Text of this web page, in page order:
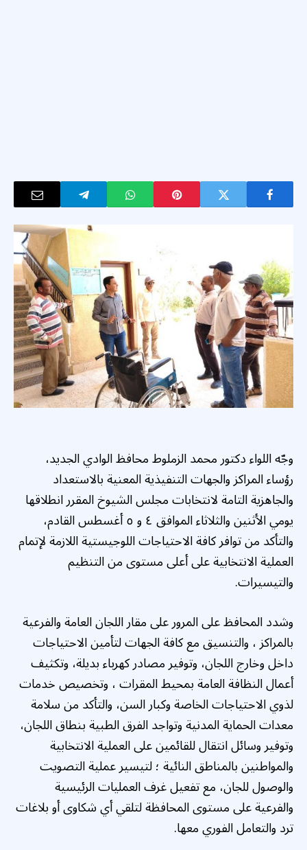
وجّه اللواء دكتور محمد الزملوط محافظ الوادي الجديد،
رؤساء المراكز والجهات التنفيذية المعنية بالاستعداد
والجاهزية التامة لانتخابات مجلس الشيوخ المقرر انطلاقها
يومي الأثنين والثلاثاء الموافق ٤ و ٥ أغسطس القادم،
والتأكد من توافر كافة الاحتياجات اللوجيستية اللازمة لإتمام
العملية الانتخابية على أعلى مستوى من التنظيم
والتيسيرات.
وشدد المحافظ على المرور على مقار اللجان العامة والفرعية
بالمراكز ، والتنسيق مع كافة الجهات لتأمين الاحتياجات
داخل وخارج اللجان، وتوفير مصادر كهرباء بديلة، وتكثيف
أعمال النظافة العامة بمحيط المقرات ، وتخصيص خدمات
لذوي الاحتياجات الخاصة وكبار السن، والتأكد من سلامة
معدات الحماية المدنية وتواجد الفرق الطبية بنطاق اللجان،
وتوفير وسائل انتقال للقائمين على العملية الانتخابية
والمواطنين بالمناطق النائية ؛ لتيسير عملية التصويت
والوصول للجان، مع تفعيل غرف العمليات الرئيسية
والفرعية على مستوى المحافظة لتلقي أي شكاوى أو بلاغات
ترد والتعامل الفوري معها.